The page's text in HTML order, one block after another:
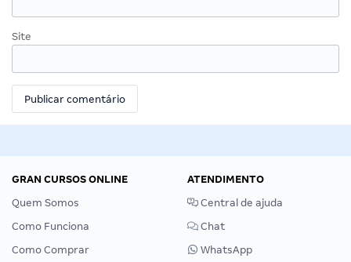
Site
GRAN CURSOS ONLINE
Quem Somos
Como Funciona
Como Comprar
ATENDIMENTO
Central de ajuda
Chat
WhatsApp